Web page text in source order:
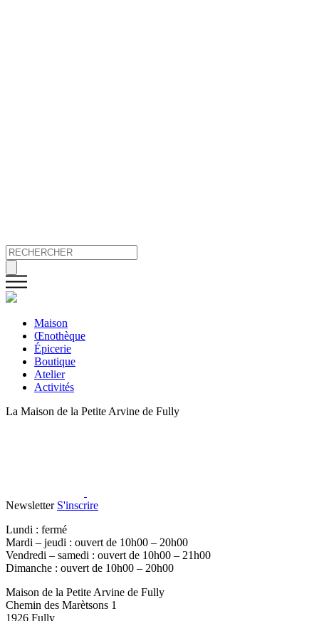
Maison
Œnothèque
Épicerie
Boutique
Atelier
Activités
La Maison de la Petite Arvine de Fully
Newsletter S'inscrire
Lundi : fermé
Mardi – jeudi : ouvert de 10h00 – 20h00
Vendredi – samedi : ouvert de 10h00 – 21h00
Dimanche : ouvert de 10h00 – 20h00
Maison de la Petite Arvine de Fully
Chemin des Marètsons 1
1926 Fully